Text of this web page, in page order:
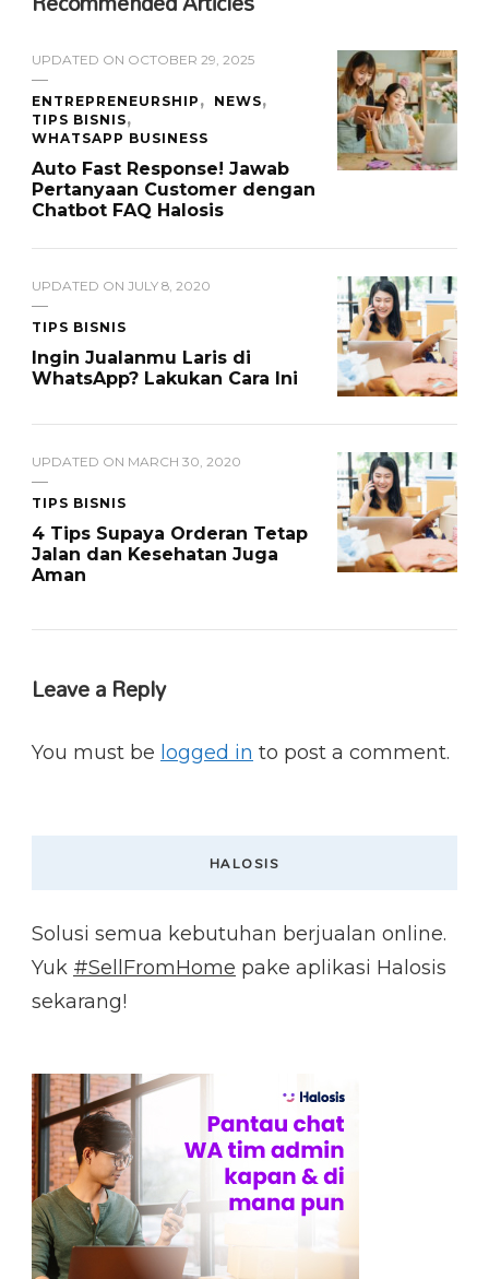
UPDATED ON OCTOBER 29, 2025
ENTREPRENEURSHIP
NEWS
TIPS BISNIS
WHATSAPP BUSINESS
Auto Fast Response! Jawab
Pertanyaan Customer dengan
Chatbot FAQ Halosis
UPDATED ON JULY 8, 2020
TIPS BISNIS
Ingin Jualanmu Laris di
WhatsApp? Lakukan Cara Ini
UPDATED ON MARCH 30, 2020
TIPS BISNIS
4 Tips Supaya Orderan Tetap
Jalan dan Kesehatan Juga
Aman
Leave a Reply
You must be logged in to post a comment.
HALOSIS
Solusi semua kebutuhan berjualan online.
Yuk #SellFromHome pake aplikasi Halosis
sekarang!